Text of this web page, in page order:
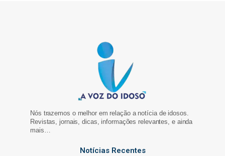
Nós trazemos o melhor em relação a notícia de idosos.
Revistas, jornais, dicas, informações relevantes, e ainda
mais…
Notícias Recentes